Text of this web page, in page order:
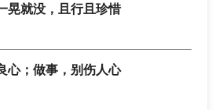
晃就没，且行且珍惜
心；做事，别伤人心